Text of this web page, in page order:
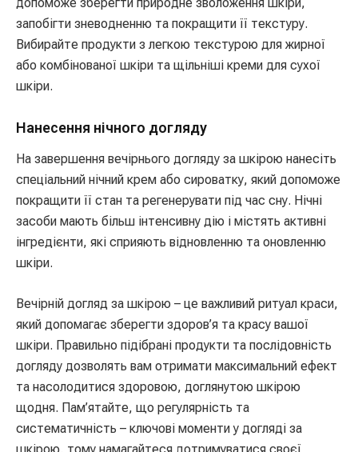
запобігти зневодненню та покращити її текстуру.
Вибирайте продукти з легкою текстурою для жирної
або комбінованої шкіри та щільніші креми для сухої
шкіри.
Нанесення нічного догляду
На завершення вечірнього догляду за шкірою нанесіть
спеціальний нічний крем або сироватку, який допоможе
покращити її стан та регенерувати під час сну. Нічні
засоби мають більш інтенсивну дію і містять активні
інгредієнти, які сприяють відновленню та оновленню
шкіри.
Вечірній догляд за шкірою – це важливий ритуал краси,
який допомагає зберегти здоров’я та красу вашої
шкіри. Правильно підібрані продукти та послідовність
догляду дозволять вам отримати максимальний ефект
та насолодитися здоровою, доглянутою шкірою
щодня. Пам’ятайте, що регулярність та
систематичність – ключові моменти у догляді за